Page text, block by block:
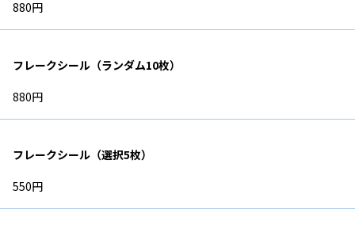
880円
フレークシール（ランダム10枚）
880円
フレークシール（選択5枚）
550円